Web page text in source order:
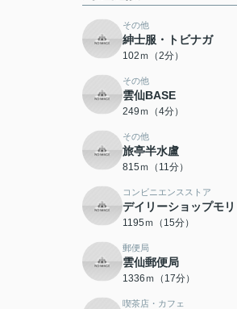
その他
紳士服・トビナガ
102ｍ（2分）
その他
雲仙BASE
249ｍ（4分）
その他
旅亭半水盧
815ｍ（11分）
コンビニエンスストア
デイリーショップモリ
1195ｍ（15分）
郵便局
雲仙郵便局
1336ｍ（17分）
喫茶店・カフェ